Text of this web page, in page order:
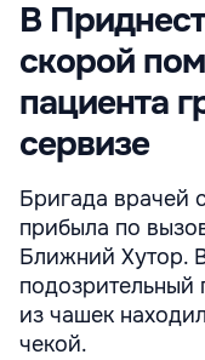
В
скорой
пациента
сервизе
Бригада врачей
прибыла по
Ближний Хутор.
подозрительный
из чашек
чекой.